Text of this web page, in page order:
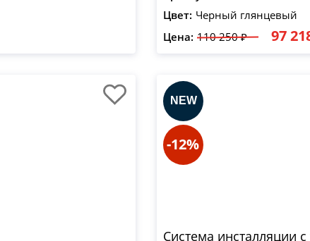
Цвет: Черный глянцевый
Цена: 110 250 ₽ 97
-12%
Система инсталляции